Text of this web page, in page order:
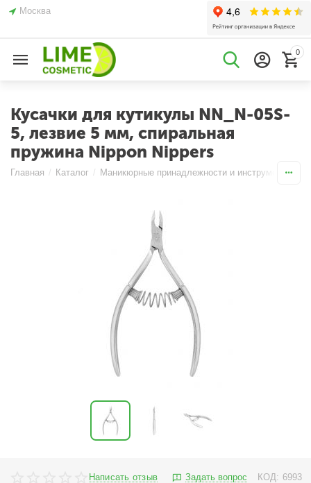
Москва
0
Кусачки для кутикулы NN_N-05S-
5, лезвие 5 мм, спиральная
пружина Nippon Nippers
Главная / Каталог / Маникюрные принадлежности и инструменты
Написать отзыв Задать вопрос КОД: 6993